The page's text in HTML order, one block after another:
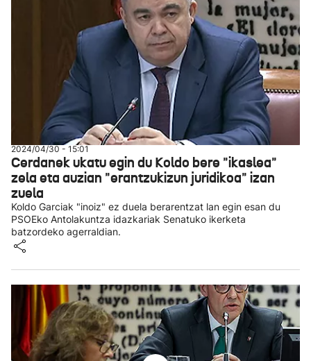
2024/04/30 - 15:01
Cerdanek ukatu egin du Koldo bere "ikaslea"
zela eta auzian "erantzukizun juridikoa" izan
zuela
Koldo Garciak "inoiz" ez duela berarentzat lan egin esan du
PSOEko Antolakuntza idazkariak Senatuko ikerketa
batzordeko agerraldian.